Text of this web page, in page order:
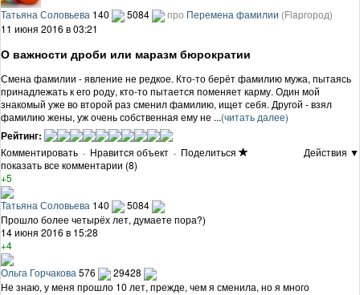
Татьяна Соловьева 140 5084 про Перемена фамилии (Flapгород)
11 июня 2016 в 03:21
О важности дроби или маразм бюрократии
Смена фамилии - явление не редкое. Кто-то берёт фамилию мужа, пытаясь
принадлежать к его роду, кто-то пытается поменяет карму. Один мой
знакомый уже во второй раз сменил фамилию, ищет себя. Другой - взял
фамилию жены, уж очень собственная ему не ...(читать далее)
Рейтинг:
Комментировать · Нравится объект · Поделиться
Действия ▼
показать все комментарии (8)
+5
Татьяна Соловьева 140
5084
Прошло более четырёх лет, думаете пора?)
14 июня 2016 в 15:28
+4
Ольга Горчакова 576
29428
Не знаю, у меня прошло 10 лет, прежде, чем я сменила, но я много